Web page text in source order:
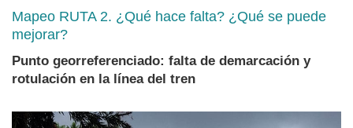
Mapeo RUTA 2. ¿Qué hace falta? ¿Qué se puede
mejorar?
Punto georreferenciado: falta de demarcación y
rotulación en la línea del tren